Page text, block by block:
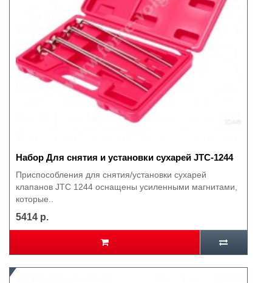
Набор Для снятия и установки сухарей JTC-1244
Приспособления для снятия/установки сухарей
клапанов JTC 1244 оснащены усиленными магнитами,
которые..
5414 р.